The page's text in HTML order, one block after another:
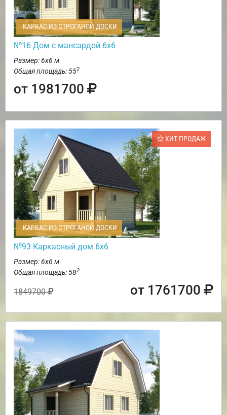
КАРКАС ИЗ СТРОГАНОЙ ДОСКИ
№16 Дом с мансардой 6х6
Размер: 6х6 м
Общая площадь: 552
от 1981700
ХИТ ПРОДАЖ
КАРКАС ИЗ СТРОГАНОЙ ДОСКИ
№93 Каркасный дом 6х6
Размер: 6х6 м
Общая площадь: 582
1849700 от 1761700